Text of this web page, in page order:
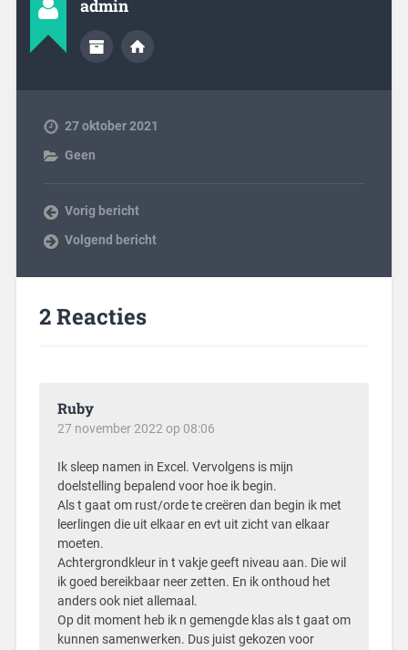
admin
27 oktober 2021
Geen
Vorig bericht
Volgend bericht
2 Reacties
Ruby
27 november 2022 op 08:06
Ik sleep namen in Excel. Vervolgens is mijn
doelstelling bepalend voor hoe ik begin.
Als t gaat om rust/orde te creëren dan begin ik met
leerlingen die uit elkaar en evt uit zicht van elkaar
moeten.
Achtergrondkleur in t vakje geeft niveau aan. Die wil
ik goed bereikbaar neer zetten. En ik onthoud het
anders ook niet allemaal.
Op dit moment heb ik n gemengde klas als t gaat om
kunnen samenwerken. Dus juist gekozen voor